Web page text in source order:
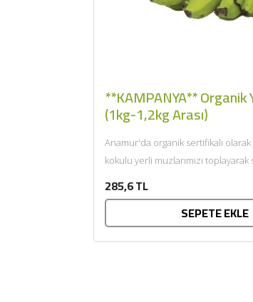
**KAMPANYA** Organik
(1kg-1,2kg Arası)
Anamur'da organik sertifikalı
kokulu yerli muzlarımızı toplayarak
285,6 TL
SEPETE EKLE